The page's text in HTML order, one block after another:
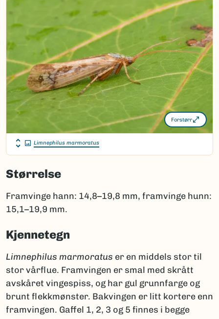
Forstørr
Limnephilus marmoratus
Størrelse
Framvinge hann: 14,8–19,8 mm, framvinge hunn:
15,1–19,9 mm.
Kjennetegn
Limnephilus marmoratus er en middels stor til
stor vårflue. Framvingen er smal med skrått
avskåret vingespiss, og har gul grunnfarge og
brunt flekkmønster. Bakvingen er litt kortere enn
framvingen. Gaffel 1, 2, 3 og 5 finnes i begge